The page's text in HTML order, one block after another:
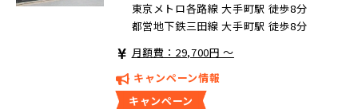
東京メトロ各路線 大手町駅 徒歩8分
都営地下鉄三田線 大手町駅 徒歩8分
月額費：29,700円 ～
キャンペーン情報
キャンペーン